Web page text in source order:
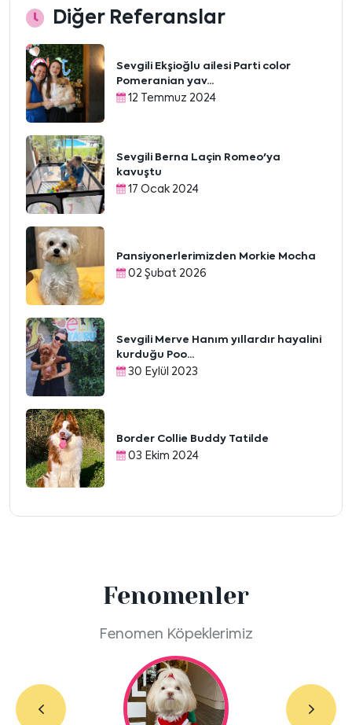
Diğer Referanslar
Sevgili Ekşioğlu ailesi Parti color
Pomeranian yav...
12 Temmuz 2024
Sevgili Berna Laçin Romeo'ya
kavuştu
17 Ocak 2024
Pansiyonerlerimizden Morkie Mocha
02 Şubat 2026
Sevgili Merve Hanım yıllardır hayalini
kurduğu Poo...
30 Eylül 2023
Border Collie Buddy Tatilde
03 Ekim 2024
Fenomenler
Fenomen Köpeklerimiz